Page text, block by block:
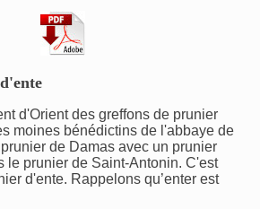
d'Orient des greffons de prunier
moines bénédictins de l'abbaye de
de Damas avec un prunier
le prunier de Saint-Antonin. C'est
d'ente. Rappelons qu’enter est